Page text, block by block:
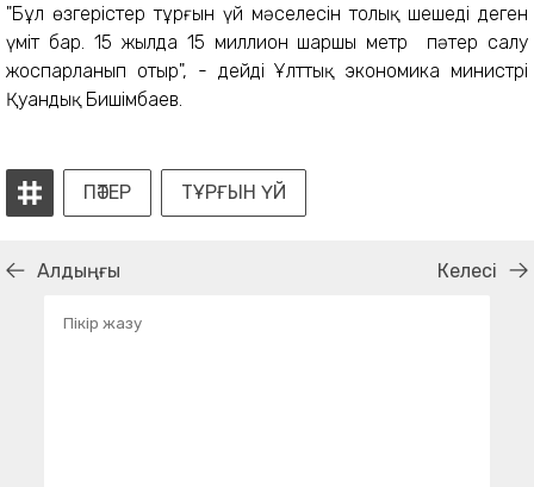
"Бұл өзгерістер тұрғын үй мәселесін толық шешеді деген
үміт бар. 15 жылда 15 миллион шаршы метр пәтер салу
жоспарланып отыр", - дейді Ұлттық экономика министрі
Қуандық Бишімбаев.
ПӘТЕР ТҰРҒЫН ҮЙ
Алдыңғы Келесі